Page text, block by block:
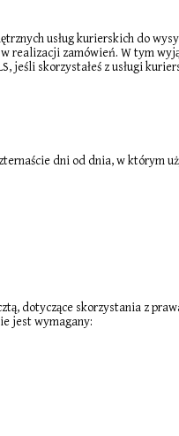
usług kurierskich do
w realizacji zamówień. W tym
skorzystałeś z usługi
dni od dnia, w którym
dotyczące skorzystania z
jest wymagany: